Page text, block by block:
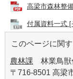
高梁市森林整
付属資料一式
このページに関
農林課 林業鳥獣
〒716-8501 高梁